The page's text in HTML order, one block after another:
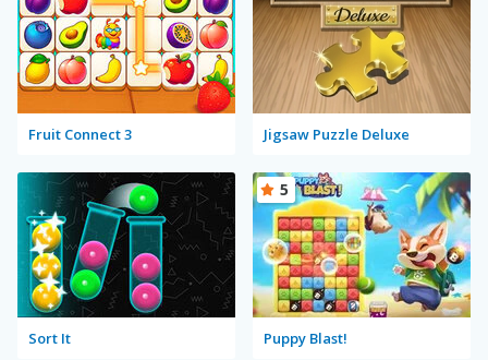
Fruit Connect 3 Jigsaw Puzzle Deluxe
Sort It Puppy Blast!
5